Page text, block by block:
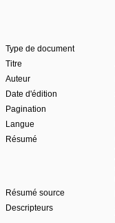
Type de document
Titre
Auteur
Date d'édition
Pagination
Langue
Résumé
Résumé source
Descripteurs